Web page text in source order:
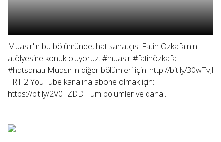
Muasır'ın bu bölümünde, hat sanatçısı Fatih Özkafa'nın
atölyesine konuk oluyoruz. #muasır #fatihözkafa
#hatsanatı Muasır'ın diğer bölümleri için: http://bit.ly/30wTvJl
TRT 2 YouTube kanalına abone olmak için:
https://bit.ly/2V0TZDD Tüm bölümler ve daha...